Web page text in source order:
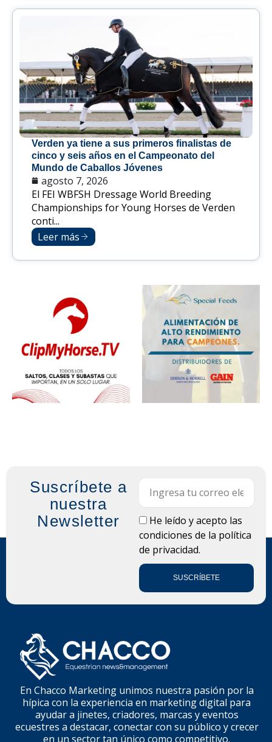
Verden ya tiene a sus primeros finalistas de
cinco y seis años en el Campeonato del
Mundo de Caballos Jóvenes
agosto 7, 2026
El FEI WBFSH Dressage World Breeding
Championships for Young Horses de Verden
conti...
Leer más
Suscríbete a
nuestra
Newsletter
LOPDHe leído y acepto las
condiciones de la política
de privacidad.
SUSCRÍBETE
En Chacco Marketing unimos nuestra pasión por la
hípica con la experiencia en marketing digital para
ayudar a jinetes, criadores, marcas y eventos
ecuestres a destacar, conectar con su público y crecer
en un sector tan único como competitivo.